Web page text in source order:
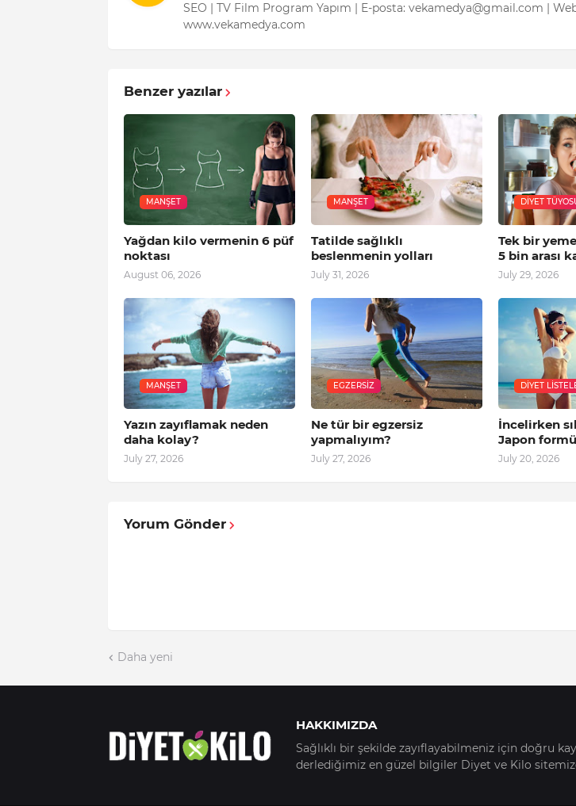
SEO | TV Film Program Yapım | E-posta: vekamedya@gmail.com |
www.vekamedya.com
Benzer yazılar
MANŞET
Yağdan kilo vermenin 6 püf
noktası
August 06, 2026
MANŞET
Tatilde sağlıklı
beslenmenin yolları
July 31, 2026
DIYET
Tek bir
5 bin arası
July 29, 2026
MANŞET
Yazın zayıflamak neden
daha kolay?
July 27, 2026
EGZERSIZ
Ne tür bir egzersiz
yapmalıyım?
July 27, 2026
DIYET
İncelirken
Japon
July 20, 2026
Yorum Gönder
Daha yeni
HAKKIMIZDA
Sağlıklı bir şekilde zayıflayabilmeniz için doğru
derlediğimiz en güzel bilgiler Diyet ve Kilo